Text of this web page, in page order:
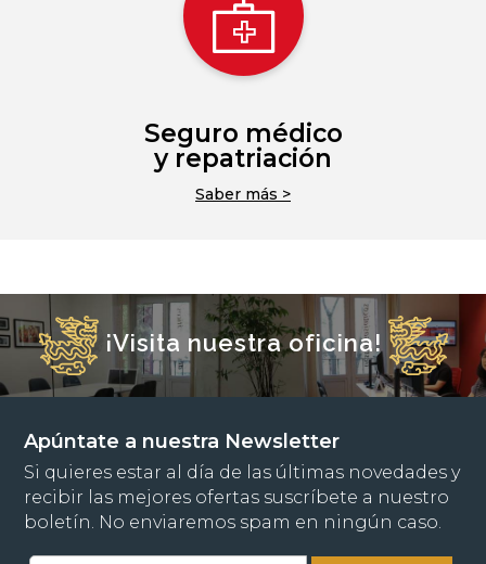
Seguro médico
y repatriación
Saber más >
¡Visita nuestra oficina!
Apúntate a nuestra Newsletter
Si quieres estar al día de las últimas novedades y
recibir las mejores ofertas suscríbete a nuestro
boletín. No enviaremos spam en ningún caso.